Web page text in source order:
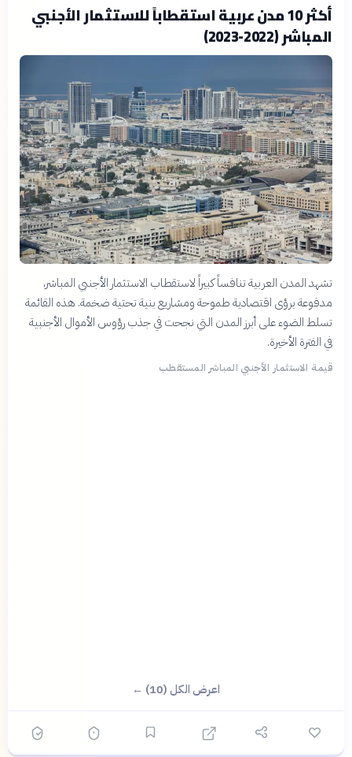
أكثر 10 مدن عربية استقطاباً للاستثمار الأجنبي
المباشر (2022-2023)
تشهد المدن العربية تنافساً كبيراً لاستقطاب الاستثمار الأجنبي المباشر،
مدفوعة برؤى اقتصادية طموحة ومشاريع بنية تحتية ضخمة. هذه القائمة
تسلط الضوء على أبرز المدن التي نجحت في جذب رؤوس الأموال الأجنبية
في الفترة الأخيرة.
قيمة الاستثمار الأجنبي المباشر المستقطب
اعرض الكل (10) ←